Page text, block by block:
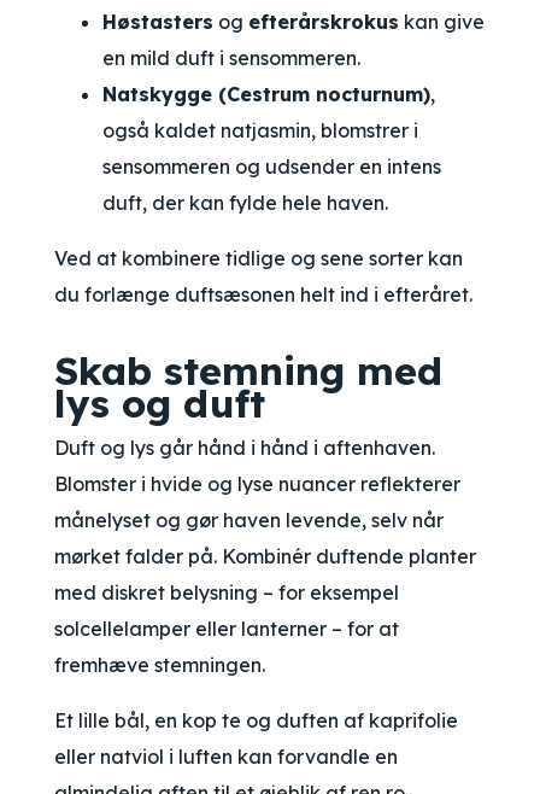
Høstasters og efterårskrokus kan give
en mild duft i sensommeren.
Natskygge (Cestrum nocturnum),
også kaldet natjasmin, blomstrer i
sensommeren og udsender en intens
duft, der kan fylde hele haven.
Ved at kombinere tidlige og sene sorter kan
du forlænge duftsæsonen helt ind i efteråret.
Skab stemning med
lys og duft
Duft og lys går hånd i hånd i aftenhaven.
Blomster i hvide og lyse nuancer reflekterer
månelyset og gør haven levende, selv når
mørket falder på. Kombinér duftende planter
med diskret belysning – for eksempel
solcellelamper eller lanterner – for at
fremhæve stemningen.
Et lille bål, en kop te og duften af kaprifolie
eller natviol i luften kan forvandle en